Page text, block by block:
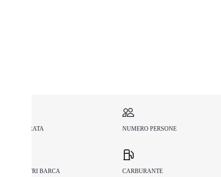
DURATA NUMERO PERSONE
METRI BARCA CARBURANTE